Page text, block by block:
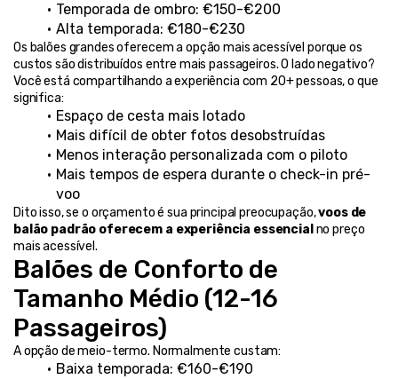
Temporada de ombro: €150-€200
Alta temporada: €180-€230
Os balões grandes oferecem a opção mais acessível porque os
custos são distribuídos entre mais passageiros. O lado negativo?
Você está compartilhando a experiência com 20+ pessoas, o que
significa:
Espaço de cesta mais lotado
Mais difícil de obter fotos desobstruídas
Menos interação personalizada com o piloto
Mais tempos de espera durante o check-in pré-
voo
Dito isso, se o orçamento é sua principal preocupação, voos de
balão padrão oferecem a experiência essencial no preço
mais acessível.
Balões de Conforto de
Tamanho Médio (12-16
Passageiros)
A opção de meio-termo. Normalmente custam:
Baixa temporada: €160-€190